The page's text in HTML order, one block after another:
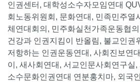
인권센터, 대학성소수자모임연대
회노동위원회, 문화연대, 민족민주열
체연대회의, 민주화실천가족운동협
건강과 인권지킴이 반올림, 불교인권
저항하는 인권운동연대, 사회진보연
이, 새사회연대, 서교인문사회연구실
소수문화인권연대 연분홍치마, 외국